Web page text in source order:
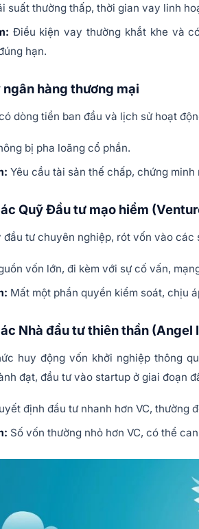
suất thường thấp, thời gian vay linh
Điều kiện vay thường khắt khe và
hạn.
hàng thương mại
dòng tiền ban đầu và lịch sử hoạt
bị pha loãng cổ phần.
Yêu cầu tài sản thế chấp, chứng
Quỹ Đầu tư mạo hiểm
tư chuyên nghiệp, rót vốn vào
vốn lớn, đi kèm với sự cố vấn,
Mất một phần quyền kiểm soát, chịu
Nhà đầu tư thiên thần (Angel
huy động vốn khởi nghiệp thông
đạt, đầu tư vào startup ở giai đoạn
định đầu tư nhanh hơn VC, thường
Số vốn thường nhỏ hơn VC, có thể